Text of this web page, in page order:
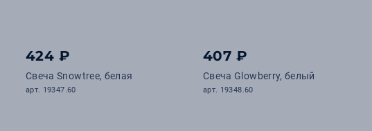
424 ₽
Свеча Snowtree, белая
арт. 19347.60
407 ₽
Свеча Glowberry, белый
арт. 19348.60